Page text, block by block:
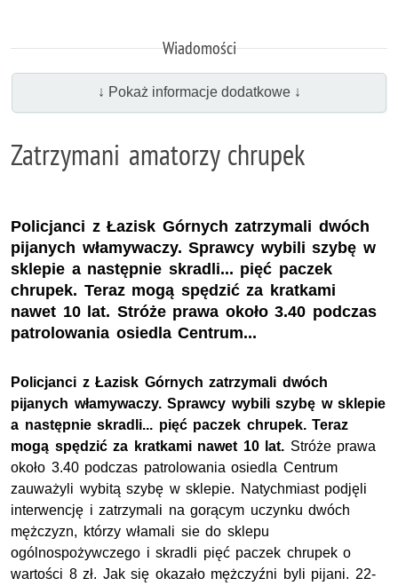
Wiadomości
↓ Pokaż informacje dodatkowe ↓
Zatrzymani amatorzy chrupek
Policjanci z Łazisk Górnych zatrzymali dwóch
pijanych włamywaczy. Sprawcy wybili szybę w
sklepie a następnie skradli... pięć paczek
chrupek. Teraz mogą spędzić za kratkami
nawet 10 lat. Stróże prawa około 3.40 podczas
patrolowania osiedla Centrum...
Policjanci z Łazisk Górnych zatrzymali dwóch
pijanych włamywaczy. Sprawcy wybili szybę w sklepie
a następnie skradli... pięć paczek chrupek. Teraz
mogą spędzić za kratkami nawet 10 lat. Stróże prawa
około 3.40 podczas patrolowania osiedla Centrum
zauważyli wybitą szybę w sklepie. Natychmiast podjęli
interwencję i zatrzymali na gorącym uczynku dwóch
mężczyzn, którzy włamali sie do sklepu
ogólnospożywczego i skradli pięć paczek chrupek o
wartości 8 zł. Jak się okazało mężczyźni byli pijani. 22-